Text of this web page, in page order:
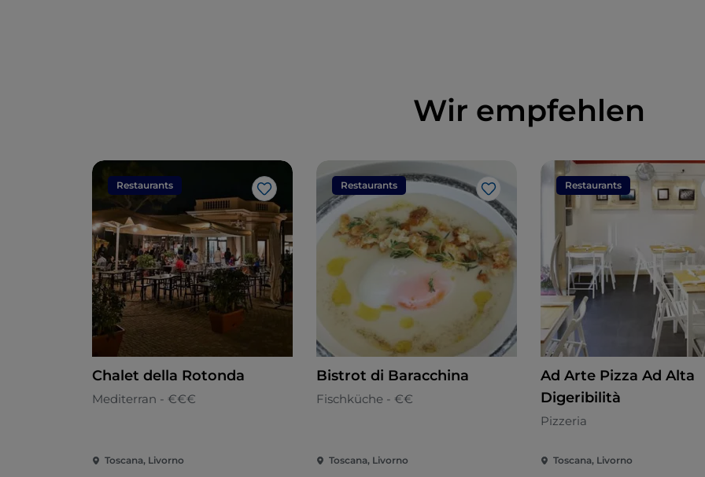
Wir empfehlen
Restaurants
Like
Chalet della Rotonda
Mediterran - €€€
Toscana, Livorno
Restaurants
Like
Bistrot di Baracchina
Fischküche - €€
Toscana, Livorno
Restaurants
Ad Arte Pizza Ad Alta
Digeribilità
Pizzeria
Toscana, Livorno